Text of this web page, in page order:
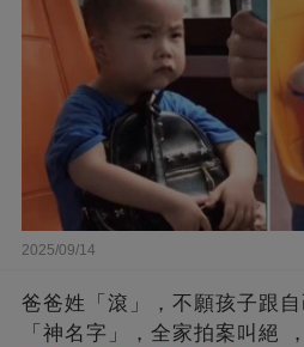
2025/09/14
爸爸姓「滾」，不願孩子跟
「神名字」，全家拍案叫絕